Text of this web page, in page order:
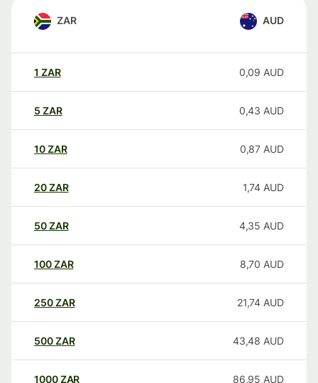
ZAR AUD
1 ZAR 0,09 AUD
5 ZAR 0,43 AUD
10ZAR 0,87 AUD
20ZAR 1,74 AUD
50ZAR 4,35 AUD
100ZAR 8,70 AUD
250ZAR 21,74 AUD
500ZAR 43,48 AUD
1000ZAR 86,95 AUD